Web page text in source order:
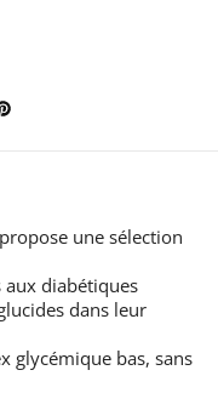
propose une sélection
aux diabétiques
dans leur
glycémique bas, sans